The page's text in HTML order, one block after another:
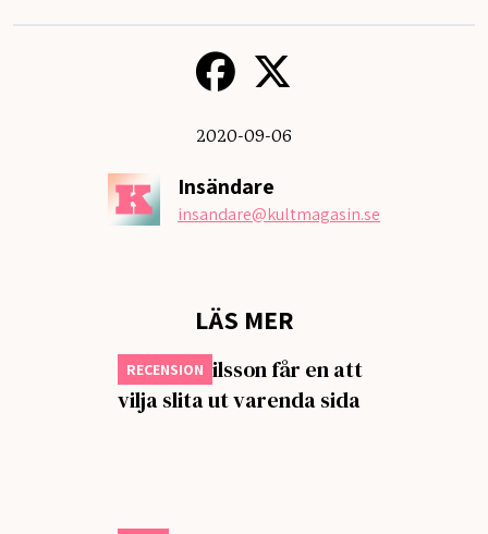
2020-09-06
Insändare
insandare@kultmagasin.se
LÄS MER
RECENSION
Isabella Nilsson får en att
vilja slita ut varenda sida